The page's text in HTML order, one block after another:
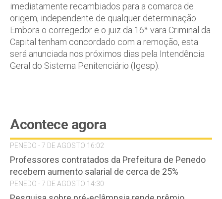
imediatamente recambiados para a comarca de
origem, independente de qualquer determinação.
Embora o corregedor e o juiz da 16ª vara Criminal da
Capital tenham concordado com a remoção, esta
será anunciada nos próximos dias pela Intendência
Geral do Sistema Penitenciário (Igesp).
Acontece agora
PENEDO - 7 DE AGOSTO 16:02
Professores contratados da Prefeitura de Penedo
recebem aumento salarial de cerca de 25%
PENEDO - 7 DE AGOSTO 14:30